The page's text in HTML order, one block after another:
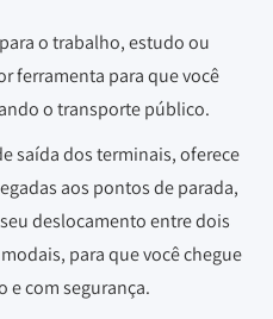
o trabalho, estudo ou
ferramenta para que você
o transporte público.
saída dos terminais, oferece
aos pontos de parada,
deslocamento entre dois
para que você chegue
e com segurança.